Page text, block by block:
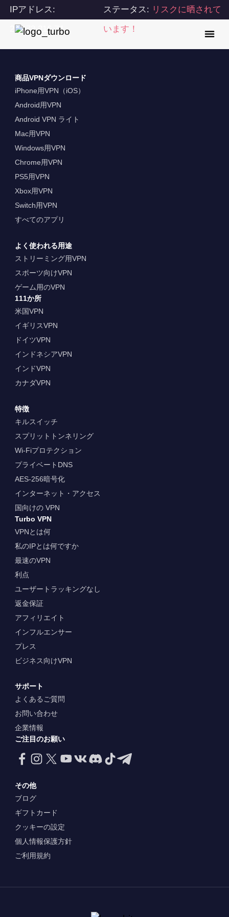
IPアドレス:
216.73.216.74
ステータス: リスクに晒されて
います！
商品VPNダウンロード
iPhone用VPN（iOS）
Android用VPN
Android VPN ライト
Mac用VPN
Windows用VPN
Chrome用VPN
PS5用VPN
Xbox用VPN
Switch用VPN
すべてのアプリ
よく使われる用途
ストリーミング用VPN
スポーツ向けVPN
ゲーム用のVPN
111か所
米国VPN
イギリスVPN
ドイツVPN
インドネシアVPN
インドVPN
カナダVPN
特徴
キルスイッチ
スプリットトンネリング
Wi-Fiプロテクション
プライベートDNS
AES-256暗号化
インターネット・アクセス
国向けの VPN
Turbo VPN
VPNとは何
私のIPとは何ですか
最速のVPN
利点
ユーザートラッキングなし
返金保証
アフィリエイト
インフルエンサー
プレス
ビジネス向けVPN
サポート
よくあるご質問
お問い合わせ
企業情報
ご注目のお願い
その他
ブログ
ギフトカード
クッキーの設定
個人情報保護方針
ご利用規約